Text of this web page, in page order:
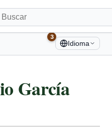
3
Idioma
García